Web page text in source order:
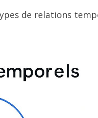
de relations